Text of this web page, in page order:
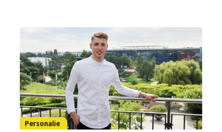
Geschichte oder ein Bezug zur bayrischen
Landeshauptstadt.
Personalie